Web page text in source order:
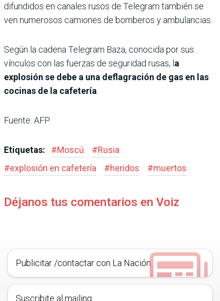
difundidos en canales rusos de Telegram también se
ven numerosos camiones de bomberos y ambulancias.
Según la cadena Telegram Baza, conocida por sus
vínculos con las fuerzas de seguridad rusas, la
explosión se debe a una deflagración de gas en las
cocinas de la cafetería
Fuente: AFP
Etiquetas: #Moscú #Rusia
#explosión en cafetería #heridos #muertos
Déjanos tus comentarios en Voiz
Publicitar /contactar con La Nación
Suscribite al mailing.